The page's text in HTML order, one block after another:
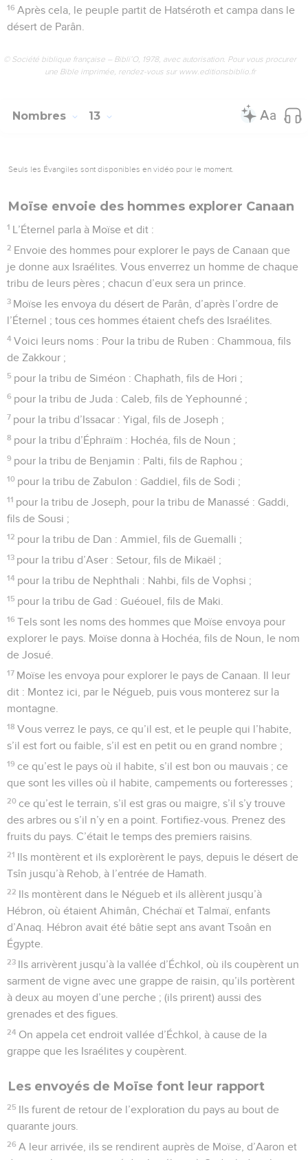
16 Après cela, le peuple partit de Hatséroth et campa dans le
désert de Parân.
© Société biblique française – Bibli’O, 1978, avec autorisation. Pour vous procurer
une Bible imprimée, rendez-vous sur www.editionsbiblio.fr
Nombres 13
Seuls les Évangiles sont disponibles en vidéo pour le moment.
Moïse envoie des hommes explorer Canaan
1 L’Éternel parla à Moïse et dit :
2 Envoie des hommes pour explorer le pays de Canaan que
je donne aux Israélites. Vous enverrez un homme de chaque
tribu de leurs pères ; chacun d’eux sera un prince.
3 Moïse les envoya du désert de Parân, d’après l’ordre de
l’Éternel ; tous ces hommes étaient chefs des Israélites.
4 Voici leurs noms : Pour la tribu de Ruben : Chammoua, fils
de Zakkour ;
5 pour la tribu de Siméon : Chaphath, fils de Hori ;
6 pour la tribu de Juda : Caleb, fils de Yephounné ;
7 pour la tribu d’Issacar : Yigal, fils de Joseph ;
8 pour la tribu d’Éphraïm : Hochéa, fils de Noun ;
9 pour la tribu de Benjamin : Palti, fils de Raphou ;
10 pour la tribu de Zabulon : Gaddiel, fils de Sodi ;
11 pour la tribu de Joseph, pour la tribu de Manassé : Gaddi,
fils de Sousi ;
12 pour la tribu de Dan : Ammiel, fils de Guemalli ;
13 pour la tribu d’Aser : Setour, fils de Mikaël ;
14 pour la tribu de Nephthali : Nahbi, fils de Vophsi ;
15 pour la tribu de Gad : Guéouel, fils de Maki.
16 Tels sont les noms des hommes que Moïse envoya pour
explorer le pays. Moïse donna à Hochéa, fils de Noun, le nom
de Josué.
17 Moïse les envoya pour explorer le pays de Canaan. Il leur
dit : Montez ici, par le Négueb, puis vous monterez sur la
montagne.
18 Vous verrez le pays, ce qu’il est, et le peuple qui l’habite,
s’il est fort ou faible, s’il est en petit ou en grand nombre ;
19 ce qu’est le pays où il habite, s’il est bon ou mauvais ; ce
que sont les villes où il habite, campements ou forteresses ;
20 ce qu’est le terrain, s’il est gras ou maigre, s’il s’y trouve
des arbres ou s’il n’y en a point. Fortifiez-vous. Prenez des
fruits du pays. C’était le temps des premiers raisins.
21 Ils montèrent et ils explorèrent le pays, depuis le désert de
Tsîn jusqu’à Rehob, à l’entrée de Hamath.
22 Ils montèrent dans le Négueb et ils allèrent jusqu’à
Hébron, où étaient Ahimân, Chéchaï et Talmaï, enfants
d’Anaq. Hébron avait été bâtie sept ans avant Tsoân en
Égypte.
23 Ils arrivèrent jusqu’à la vallée d’Échkol, où ils coupèrent un
sarment de vigne avec une grappe de raisin, qu’ils portèrent
à deux au moyen d’une perche ; (ils prirent) aussi des
grenades et des figues.
24 On appela cet endroit vallée d’Échkol, à cause de la
grappe que les Israélites y coupèrent.
Les envoyés de Moïse font leur rapport
25 Ils furent de retour de l’exploration du pays au bout de
quarante jours.
26 A leur arrivée, ils se rendirent auprès de Moïse, d’Aaron et